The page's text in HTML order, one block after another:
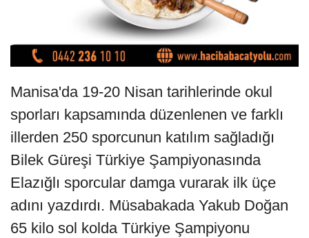
Manisa'da 19-20 Nisan tarihlerinde okul
sporları kapsamında düzenlenen ve farklı
illerden 250 sporcunun katılım sağladığı
Bilek Güreşi Türkiye Şampiyonasında
Elazığlı sporcular damga vurarak ilk üçe
adını yazdırdı. Müsabakada Yakub Doğan
65 kilo sol kolda Türkiye Şampiyonu